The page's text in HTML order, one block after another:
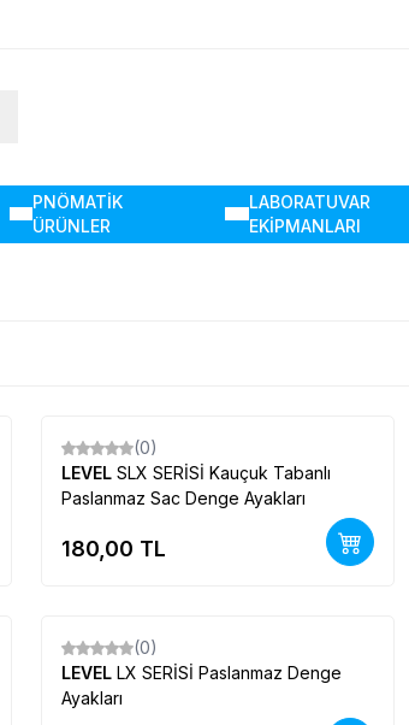
PNÖMATİK
ÜRÜNLER
LABORATUVAR
EKİPMANLARI
Yeni
(0)
LEVEL SLX SERİSİ Kauçuk Tabanlı
Paslanmaz Sac Denge Ayakları
180,00 TL
Yeni
(0)
LEVEL LX SERİSİ Paslanmaz Denge
Ayakları